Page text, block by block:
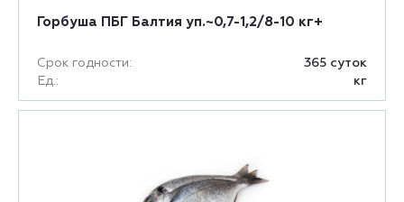
Горбуша ПБГ Балтия уп.~0,7-1,2/8-10 кг+
Срок годности:
365 суток
Ед.:
кг